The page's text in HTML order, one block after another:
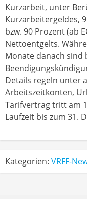
Kurzarbeit, unter
Kurzarbeitergeldes,
bzw. 90 Prozent (ab
Nettoentgelts.
Monate danach
Details regeln unter
Arbeitszeitkonten,
Tarifvertrag tritt am
Laufzeit bis zum 31.
Kategorien: VRFF-